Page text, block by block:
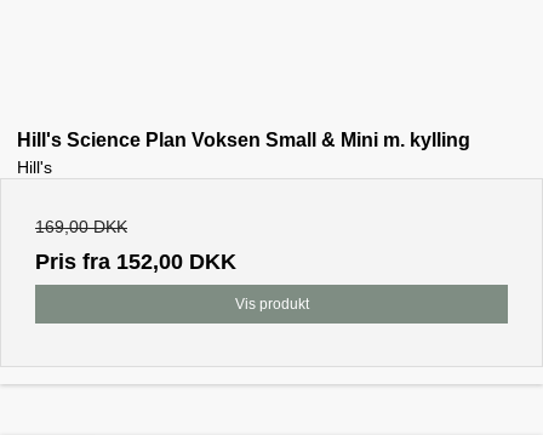
Hill's Science Plan Voksen Small & Mini m. kylling
Hill's
169,00 DKK
Pris fra 152,00 DKK
Vis produkt